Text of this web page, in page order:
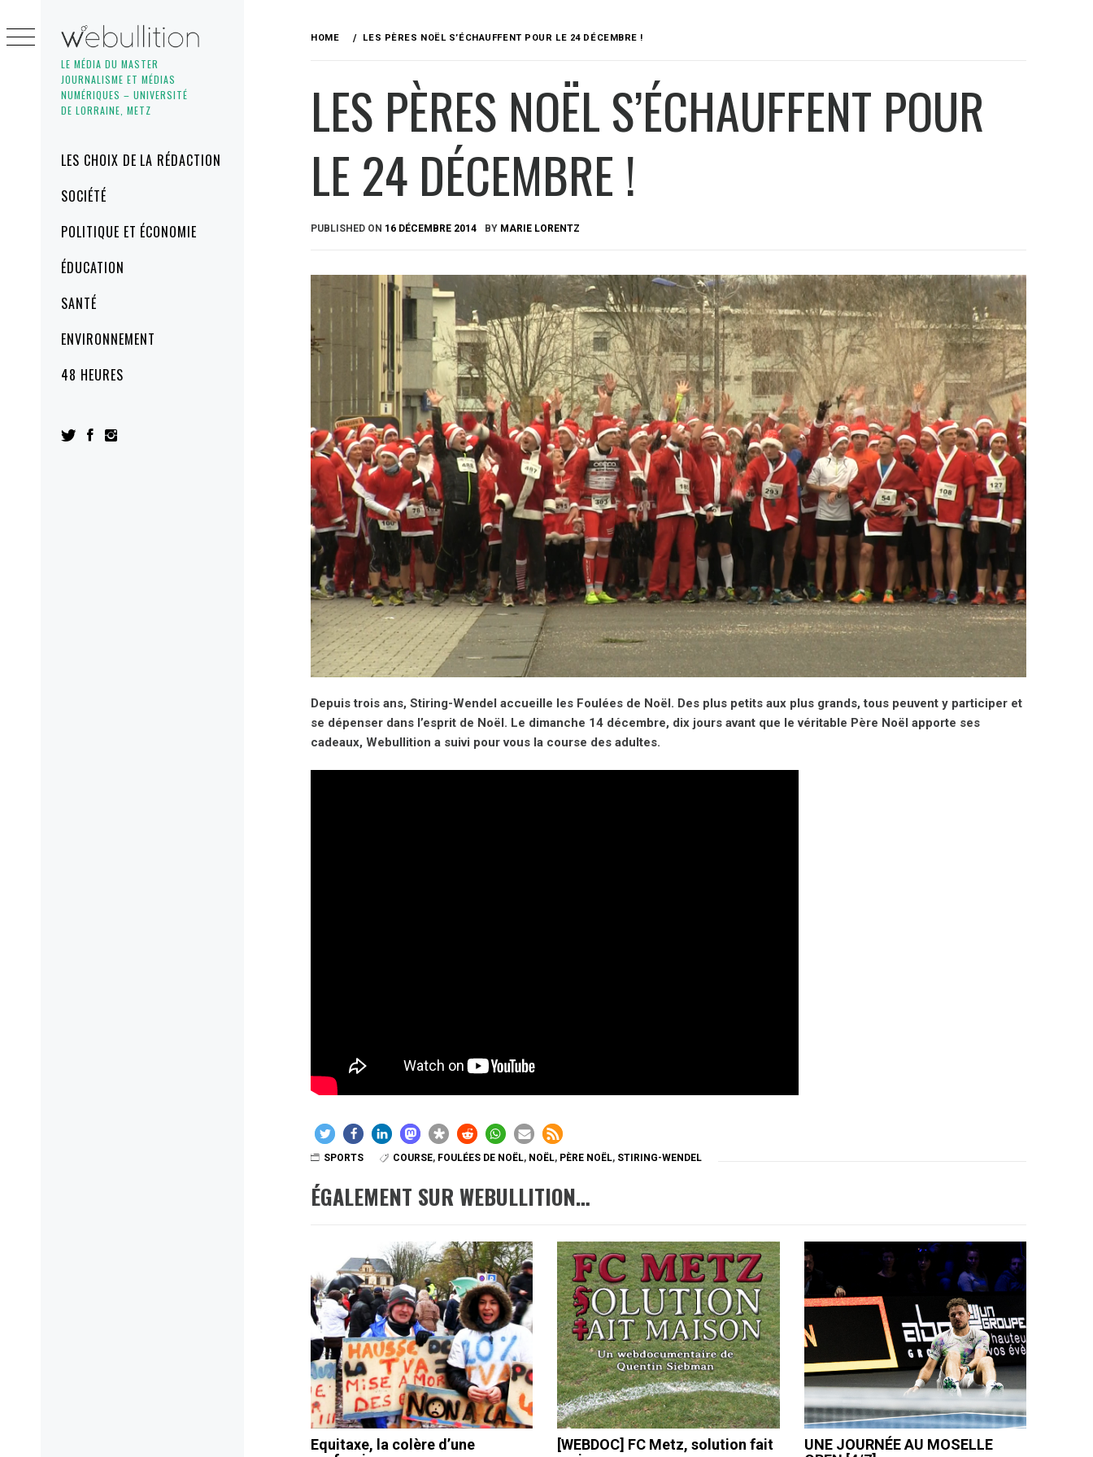
LE MÉDIA DU MASTER
JOURNALISME ET MÉDIAS
NUMÉRIQUES – UNIVERSITÉ
DE LORRAINE, METZ
MenuLES CHOIX DE LA RÉDACTION
SOCIÉTÉ
POLITIQUE ET ÉCONOMIE
ÉDUCATION
SANTÉ
ENVIRONNEMENT
48 HEURES
to
content
HOME LES PÈRES NOËL S’ÉCHAUFFENT POUR LE 24 DÉCEMBRE !
LES PÈRES NOËL S’ÉCHAUFFENT POUR
LE 24 DÉCEMBRE !
PUBLISHED ON 16 DÉCEMBRE 2014 BY MARIE LORENTZ
Depuis trois ans, Stiring-Wendel accueille les Foulées de Noël. Des plus petits aux plus grands, tous peuvent y participer et
se dépenser dans l’esprit de Noël. Le dimanche 14 décembre, dix jours avant que le véritable Père Noël apporte ses
cadeaux, Webullition a suivi pour vous la course des adultes.
SPORTS COURSE, FOULÉES DE NOËL, NOËL, PÈRE NOËL, STIRING-WENDEL
ÉGALEMENT SUR WEBULLITION…
Equitaxe, la colère d’une
[WEBDOC] FC Metz, solution fait
UNE JOURNÉE AU MOSELLE